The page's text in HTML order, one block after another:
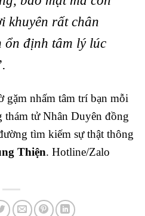
khuyên rất chân
ổn định tâm lý lúc
nhấm tâm trí bạn mỗi
thám tử Nhân Duyên đồng
tìm kiếm sự thật thông
Thiện. Hotline/Zalo